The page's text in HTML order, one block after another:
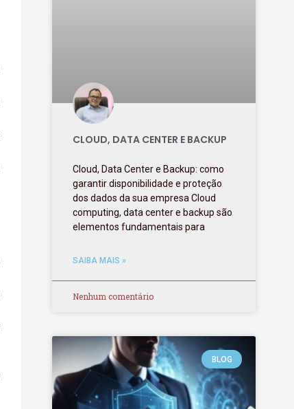
CLOUD, DATA CENTER E BACKUP
Cloud, Data Center e Backup: como
garantir disponibilidade e proteção
dos dados da sua empresa Cloud
computing, data center e backup são
elementos fundamentais para
SAIBA MAIS »
Nenhum comentário
BLOG